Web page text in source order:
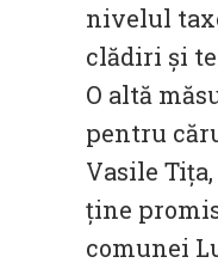
nivelul
clădiri și
O altă
pentru
Vasile
ține
comunei